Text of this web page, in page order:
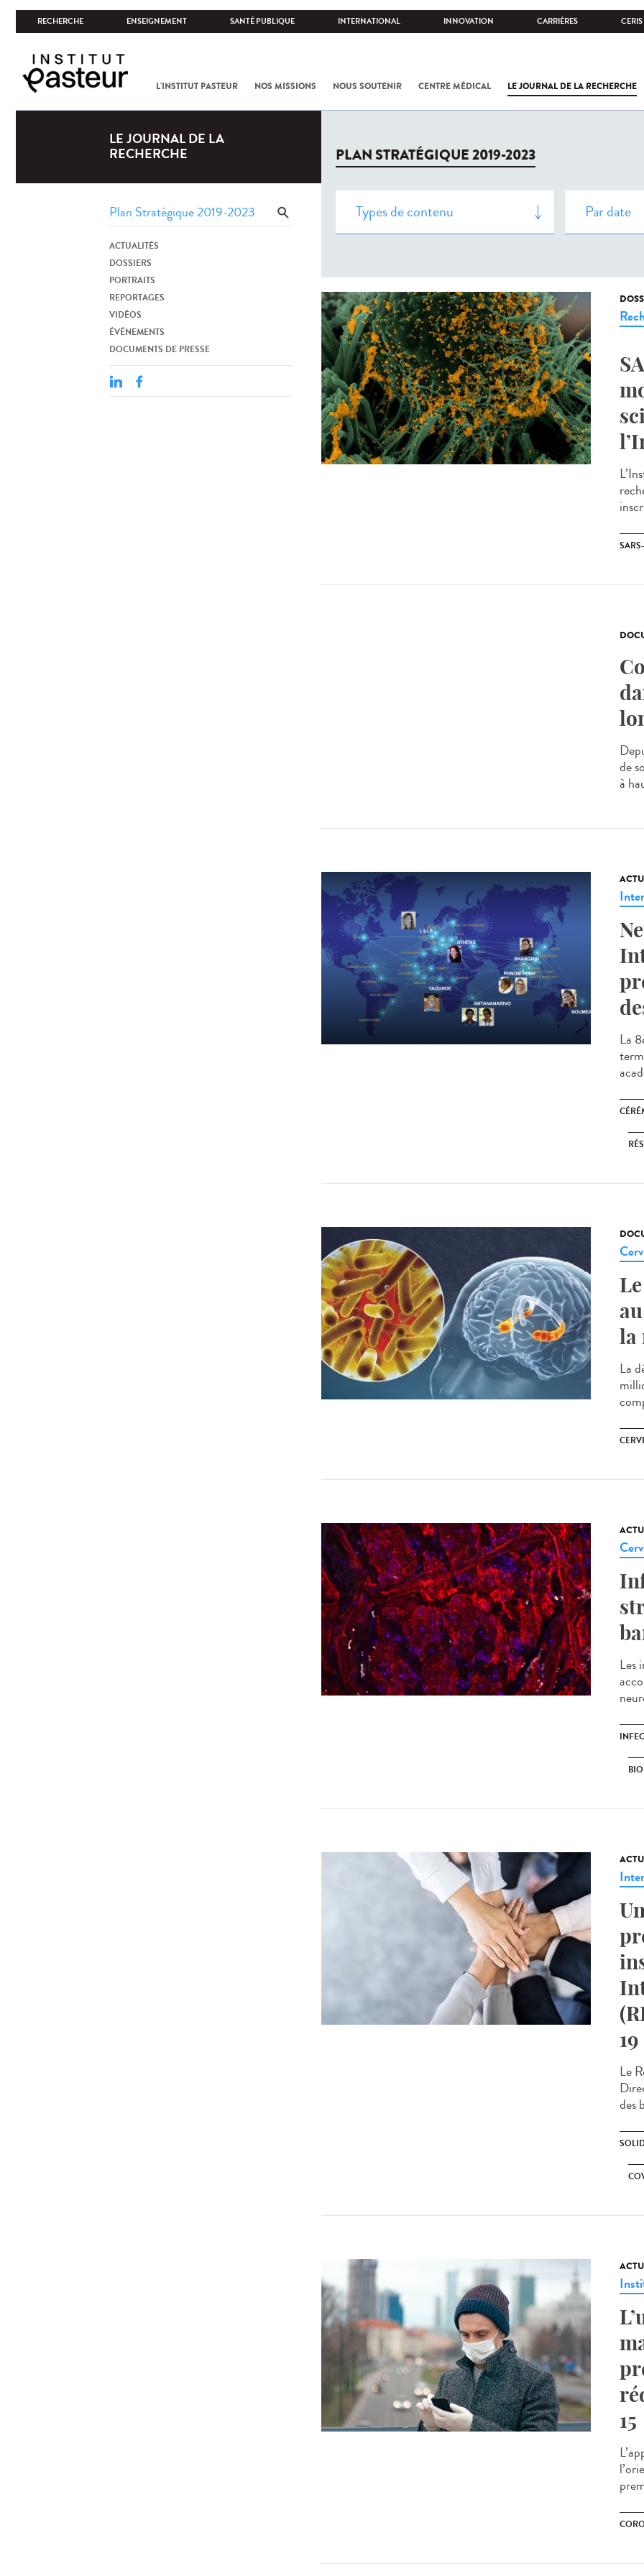
RECHERCHE ENSEIGNEMENT SANTÉ PUBLIQUE INTERNATIONAL INNOVATION CARRIÈRES CERIS
L'INSTITUT PASTEUR NOS MISSIONS NOUS SOUTENIR CENTRE MÉDICAL LE JOURNAL DE LA RECHERCHE
LE JOURNAL DE LA
RECHERCHE
ACTUALITÉS
DOSSIERS
PORTRAITS
REPORTAGES
VIDÉOS
ÉVÉNEMENTS
DOCUMENTS DE PRESSE
PLAN STRATÉGIQUE 2019-2023
de
à
La
la
La
Les
19
Le
des
15